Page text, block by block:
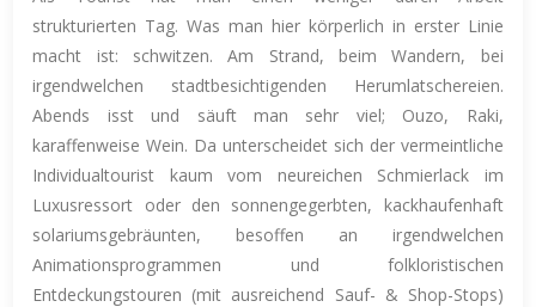
strukturierten Tag. Was man hier körperlich in erster Linie
macht ist: schwitzen. Am Strand, beim Wandern, bei
irgendwelchen stadtbesichtigenden Herumlatschereien.
Abends isst und säuft man sehr viel; Ouzo, Raki,
karaffenweise Wein. Da unterscheidet sich der vermeintliche
Individualtourist kaum vom neureichen Schmierlack im
Luxusressort oder den sonnengegerbten, kackhaufenhaft
solariumsgebräunten, besoffen an irgendwelchen
Animationsprogrammen und folkloristischen
Entdeckungstouren (mit ausreichend Sauf- & Shop-Stops)